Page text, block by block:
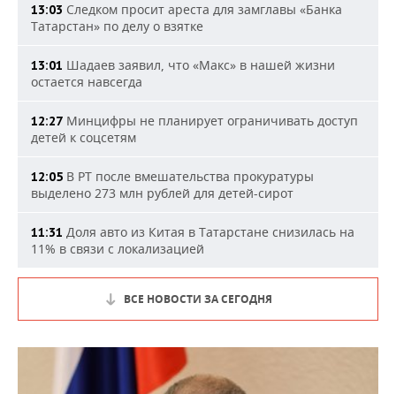
13:03 Следком просит ареста для замглавы «Банка
Татарстан» по делу о взятке
13:01 Шадаев заявил, что «Макс» в нашей жизни
остается навсегда
12:27 Минцифры не планирует ограничивать доступ
детей к соцсетям
12:05 В РТ после вмешательства прокуратуры
выделено 273 млн рублей для детей-сирот
11:31 Доля авто из Китая в Татарстане снизилась на
11% в связи с локализацией
ВСЕ НОВОСТИ ЗА СЕГОДНЯ